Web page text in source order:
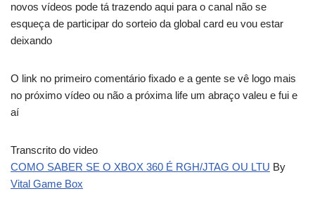
novos vídeos pode tá trazendo aqui para o canal não se
esqueça de participar do sorteio da global card eu vou estar
deixando
O link no primeiro comentário fixado e a gente se vê logo mais
no próximo vídeo ou não a próxima life um abraço valeu e fui e
aí
Transcrito do video
COMO SABER SE O XBOX 360 É RGH/JTAG OU LTU By
Vital Game Box